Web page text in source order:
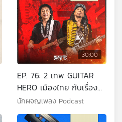
30:00
EP. 76: 2 เทพ GUITAR
HERO เมืองไทย กับเรื่องที่
คอกีตาร์ต้องรู้
นักผจญเพลง Podcast